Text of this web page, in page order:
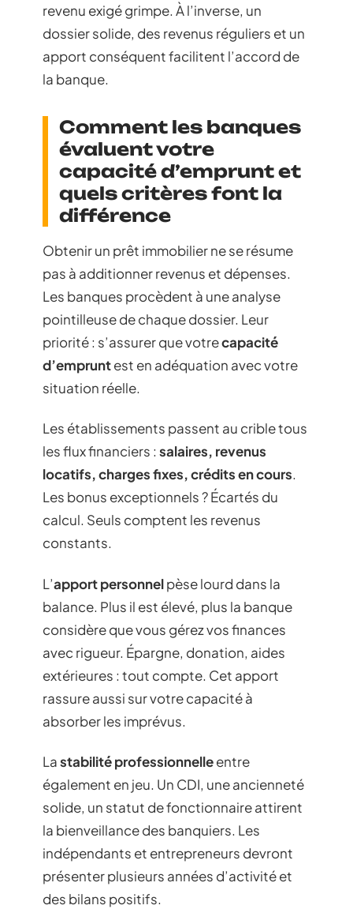
revenu exigé grimpe. À l’inverse, un
dossier solide, des revenus réguliers et un
apport conséquent facilitent l’accord de
la banque.
Comment les banques
évaluent votre
capacité d’emprunt et
quels critères font la
différence
Obtenir un prêt immobilier ne se résume
pas à additionner revenus et dépenses.
Les banques procèdent à une analyse
pointilleuse de chaque dossier. Leur
priorité : s’assurer que votrecapacité
d’empruntest en adéquation avec votre
situation réelle.
Les établissements passent au crible tous
les flux financiers : salaires, revenus
locatifs, charges fixes, crédits en cours.
Les bonus exceptionnels ? Écartés du
calcul. Seuls comptent les revenus
constants.
L’apport personnelpèse lourd dans la
balance. Plus il est élevé, plus la banque
considère que vous gérez vos finances
avec rigueur. Épargne, donation, aides
extérieures : tout compte. Cet apport
rassure aussi sur votre capacité à
absorber les imprévus.
Lastabilité professionnelleentre
également en jeu. Un CDI, une ancienneté
solide, un statut de fonctionnaire attirent
la bienveillance des banquiers. Les
indépendants et entrepreneurs devront
présenter plusieurs années d’activité et
des bilans positifs.